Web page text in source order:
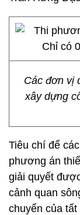
Các đơn vị
xây dựng
Tiêu chí để
phương án
giải quyết
cảnh quan
chuyển của